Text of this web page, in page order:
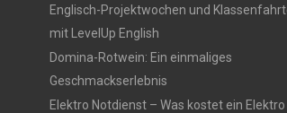
Englisch-Projektwochen und
mit LevelUp English
Domina-Rotwein: Ein einmaliges
Geschmackserlebnis
Elektro Notdienst – Was kostet ein Elektro